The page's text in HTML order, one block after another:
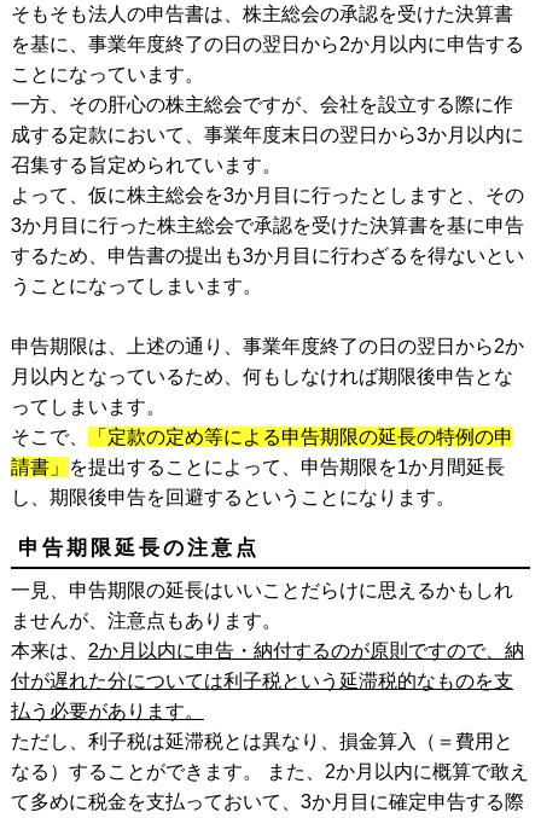
そもそも法人の申告書は、株主総会の承認を受けた決算書
を基に、事業年度終了の日の翌日から2か月以内に申告する
ことになっています。
一方、その肝心の株主総会ですが、会社を設立する際に作
成する定款において、事業年度末日の翌日から3か月以内に
召集する旨定められています。
よって、仮に株主総会を3か月目に行ったとしますと、その
3か月目に行った株主総会で承認を受けた決算書を基に申告
するため、申告書の提出も3か月目に行わざるを得ないとい
うことになってしまいます。
申告期限は、上述の通り、事業年度終了の日の翌日から2か
月以内となっているため、何もしなければ期限後申告とな
ってしまいます。
そこで、
「定款の定め等による申告期限の延長の特例の申
請書」
を提出することによって、申告期限を1か月間延長
し、期限後申告を回避するということになります。
申告期限延長の注意点
一見、申告期限の延長はいいことだらけに思えるかもしれ
ませんが、注意点もあります。
本来は、 2か月以内に申告・納付するのが原則ですので、納
付が遅れた分については利子税という延滞税的なものを支
払う必要があります。
ただし、利子税は延滞税とは異なり、損金算入（＝費用と
なる）することができます。 また、2か月以内に概算で敢え
て多めに税金を支払っておいて、3か月目に確定申告する際